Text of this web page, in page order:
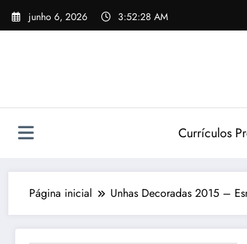
Pular
para
junho 6, 2026 3:52:29 AM
Currículos
Página inicial Unhas Decoradas 2015 –